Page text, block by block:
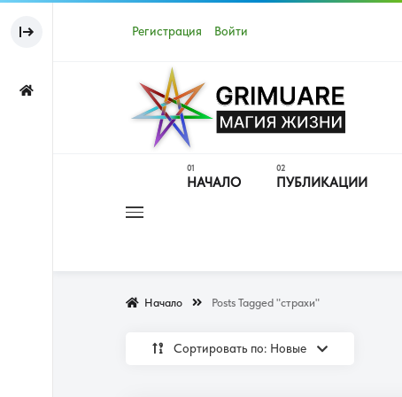
Регистрация Войти
НАЧАЛО ПУБЛИКАЦИИ
Начало Posts Tagged "страхи"
Сортировать по: Новые